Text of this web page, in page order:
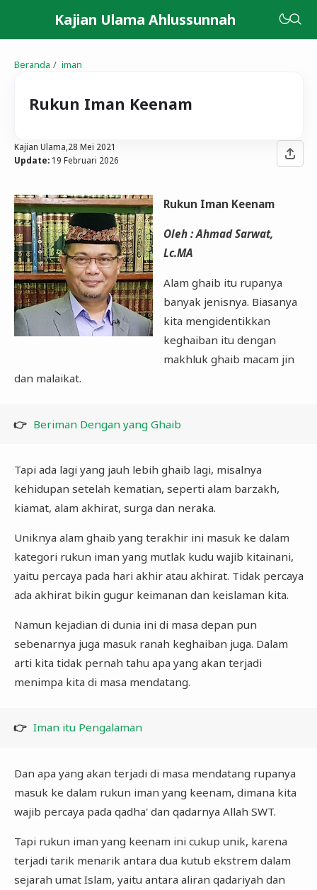
Kajian Ulama Ahlussunnah
Beranda iman
Rukun Iman Keenam
Kajian Ulama, 28 Mei 2021
Update: 19 Februari 2026
Rukun Iman Keenam
Oleh : Ahmad Sarwat,
Lc.MA
Alam ghaib itu rupanya
banyak jenisnya. Biasanya
kita mengidentikkan
keghaiban itu dengan
makhluk ghaib macam jin
dan malaikat.
👉 Beriman Dengan yang Ghaib
Tapi ada lagi yang jauh lebih ghaib lagi, misalnya
kehidupan setelah kematian, seperti alam barzakh,
kiamat, alam akhirat, surga dan neraka.
Uniknya alam ghaib yang terakhir ini masuk ke dalam
kategori rukun iman yang mutlak kudu wajib kitainani,
yaitu percaya pada hari akhir atau akhirat. Tidak percaya
ada akhirat bikin gugur keimanan dan keislaman kita.
Namun kejadian di dunia ini di masa depan pun
sebenarnya juga masuk ranah keghaiban juga. Dalam
arti kita tidak pernah tahu apa yang akan terjadi
menimpa kita di masa mendatang.
👉 Iman itu Pengalaman
Dan apa yang akan terjadi di masa mendatang rupanya
masuk ke dalam rukun iman yang keenam, dimana kita
wajib percaya pada qadha' dan qadarnya Allah SWT.
Tapi rukun iman yang keenam ini cukup unik, karena
terjadi tarik menarik antara dua kutub ekstrem dalam
sejarah umat Islam, yaitu antara aliran qadariyah dan